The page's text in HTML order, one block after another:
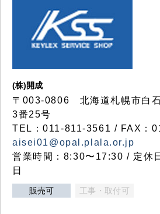
(株)開成
〒003-0806 北海道札幌市白石
3番25号
TEL：011-811-3561 / FAX：
aisei01@opal.plala.or.jp
営業時間：8:30〜17:30 / 定休
日
販売可 工事・取付可